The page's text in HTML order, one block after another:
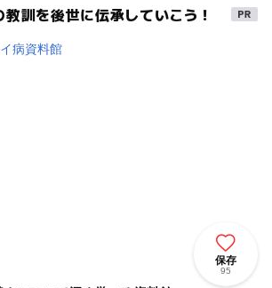
いるので、困った時にはすぐ声がけできる
もあり、5歳も満足の遊べるレベルです
びのび広場は全面人工芝生で気持ちがい
います 離乳食販売はしていないので、持参
もあります 金沢市の中心地にわりと近
、遊びたいエリアのひとつです
訓を後世に伝承していこう！
保存
95